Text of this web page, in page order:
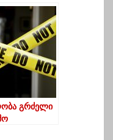
გრძელი